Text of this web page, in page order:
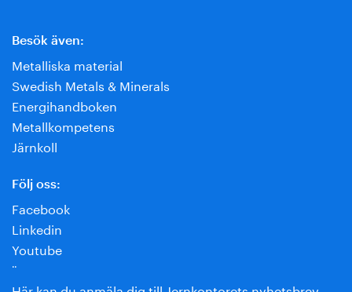
Besök även:
Metalliska material
Swedish Metals & Minerals
Energihandboken
Metallkompetens
Järnkoll
Följ oss:
Facebook
Linkedin
Youtube
¨